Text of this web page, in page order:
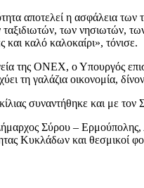
αποτελεί η ασφάλεια
των νησιωτών,
καλό καλοκαίρι», τόνισε.
της ONEX, ο Υπουργός
τη γαλάζια οικονομία,
συναντήθηκε και με
Σύρου –
Κυκλάδων και θεσμικοί